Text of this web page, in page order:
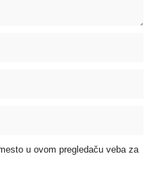
u ovom pregledaču veba za